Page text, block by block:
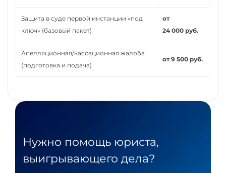
Защита в суде первой инстанции «под
ключ» (базовый пакет)
от
24 000 руб.
Апелляционная/кассационная жалоба
(подготовка и подача)
от 9 500 руб.
Нужно помощь юриста,
выигрывающего дела?